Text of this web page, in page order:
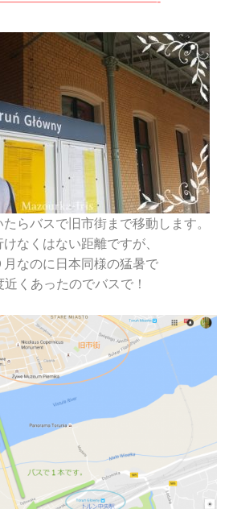
らバスで旧市街まで移動します。
なくはない距離ですが、
月なのに日本同様の猛暑で
くあったのでバスで！